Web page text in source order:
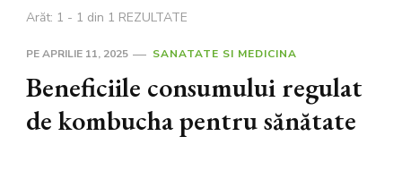
Arăt: 1 - 1 din 1 REZULTATE
PEAPRILIE 11, 2025 SANATATE SI MEDICINA
Beneficiile consumului regulat
de kombucha pentru sănătate